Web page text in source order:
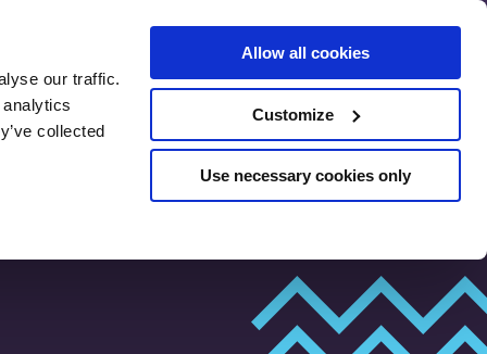
our traffic.
collected
Allow all cookies
Customize
Use necessary cookies only
SEO
eelhindamine